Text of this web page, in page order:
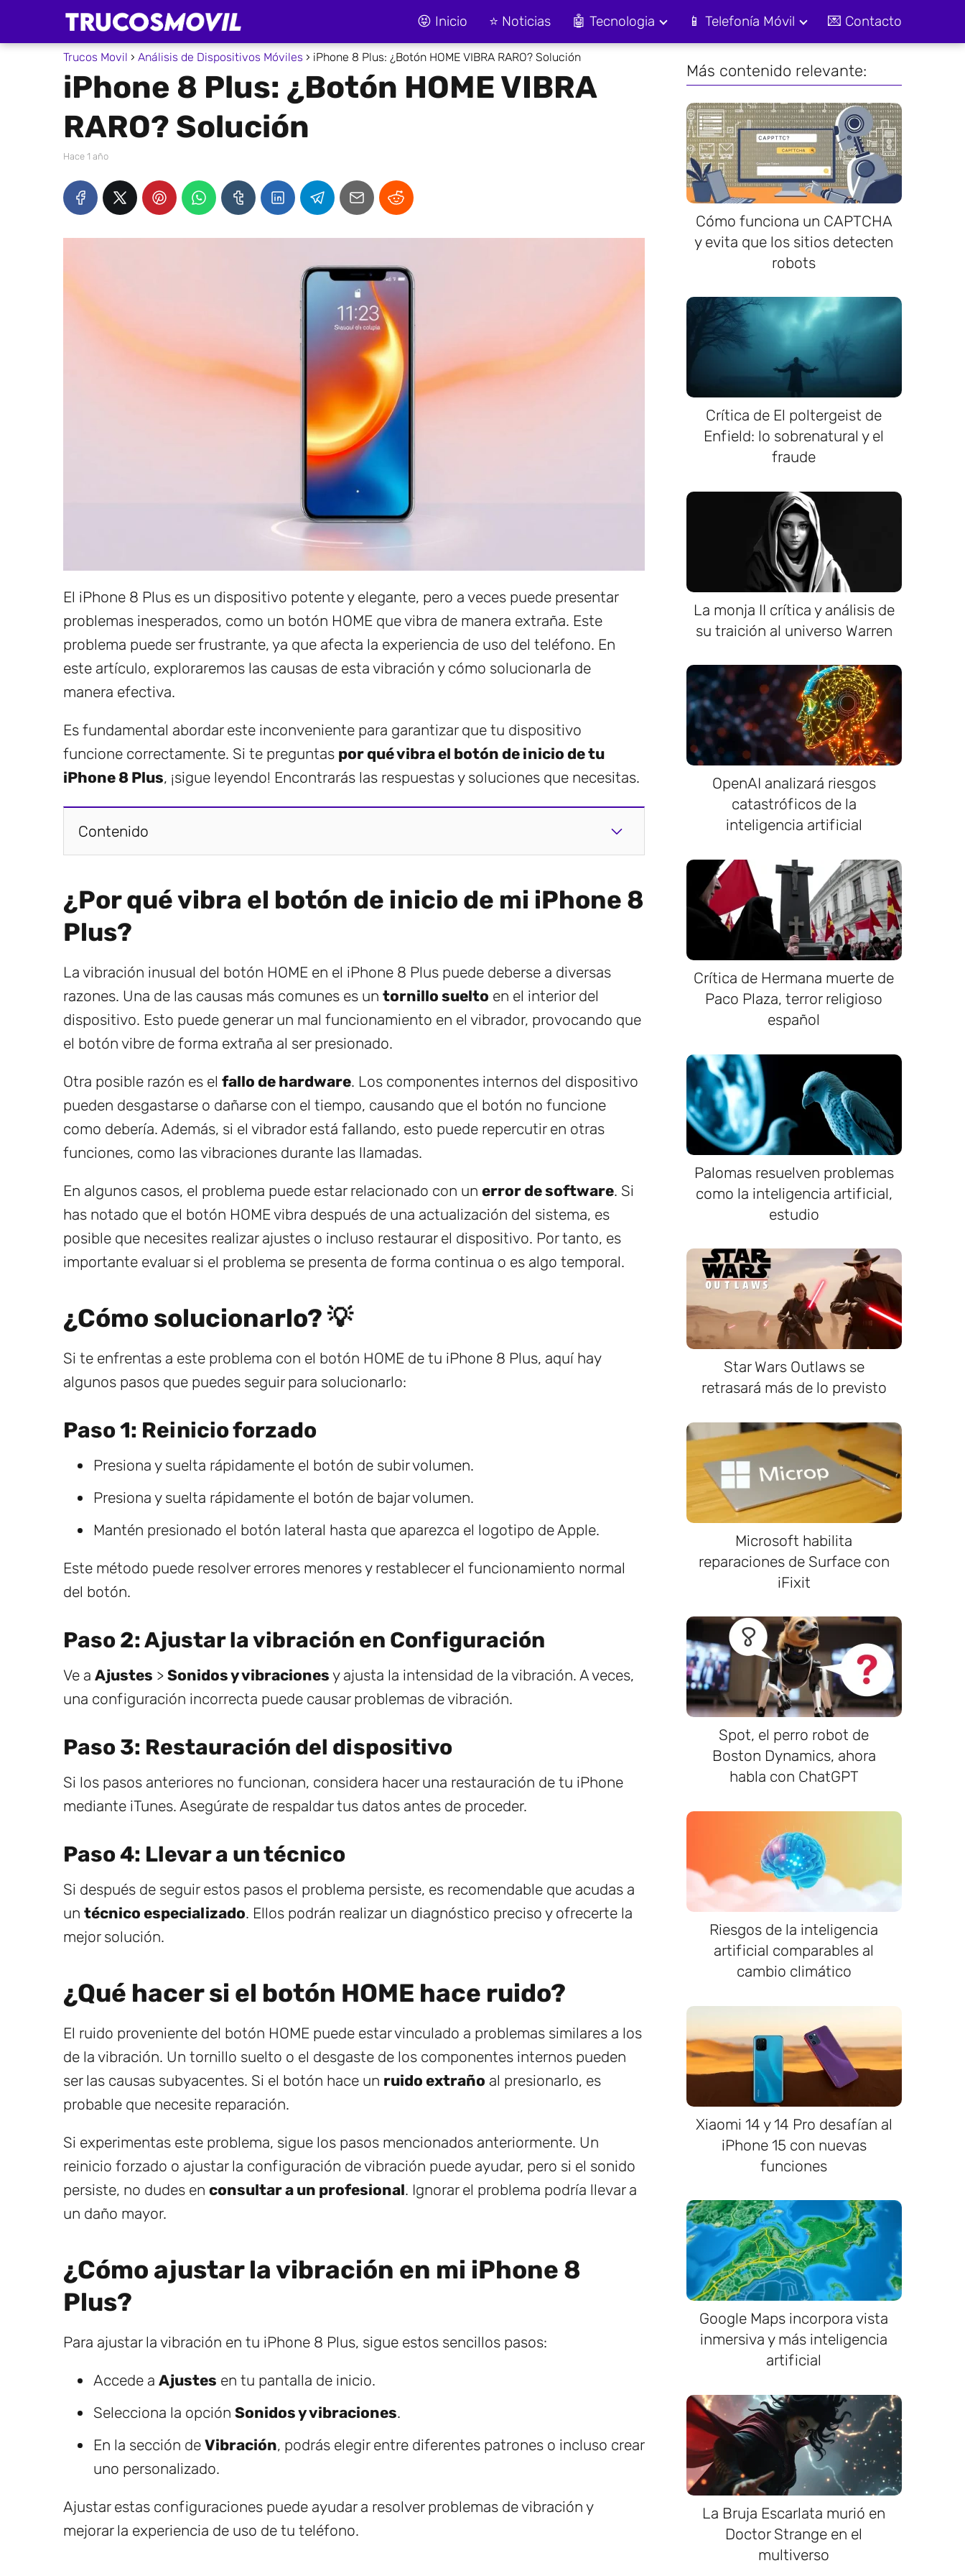
😝 Inicio ⭐ Noticias 🤖 Tecnologia 📱 Telefonía Móvil 💌 Contacto
Trucos Movil Análisis de Dispositivos Móviles iPhone 8 Plus: ¿Botón HOME VIBRA RARO? Solución
iPhone 8 Plus: ¿Botón HOME VIBRA
RARO? Solución
hace 1 año
El iPhone 8 Plus es un dispositivo potente y elegante, pero a veces puede presentar
problemas inesperados, como un botón HOME que vibra de manera extraña. Este
problema puede ser frustrante, ya que afecta la experiencia de uso del teléfono. En
este artículo, exploraremos las causas de esta vibración y cómo solucionarla de
manera efectiva.
Es fundamental abordar este inconveniente para garantizar que tu dispositivo
funcione correctamente. Si te preguntas por qué vibra el botón de inicio de tu
iPhone 8 Plus, ¡sigue leyendo! Encontrarás las respuestas y soluciones que necesitas.
Contenido
¿Por qué vibra el botón de inicio de mi iPhone 8
Plus?
La vibración inusual del botón HOME en el iPhone 8 Plus puede deberse a diversas
razones. Una de las causas más comunes es un tornillo suelto en el interior del
dispositivo. Esto puede generar un mal funcionamiento en el vibrador, provocando que
el botón vibre de forma extraña al ser presionado.
Otra posible razón es el fallo de hardware. Los componentes internos del dispositivo
pueden desgastarse o dañarse con el tiempo, causando que el botón no funcione
como debería. Además, si el vibrador está fallando, esto puede repercutir en otras
funciones, como las vibraciones durante las llamadas.
En algunos casos, el problema puede estar relacionado con un error de software. Si
has notado que el botón HOME vibra después de una actualización del sistema, es
posible que necesites realizar ajustes o incluso restaurar el dispositivo. Por tanto, es
importante evaluar si el problema se presenta de forma continua o es algo temporal.
¿Cómo solucionarlo? 💡
Si te enfrentas a este problema con el botón HOME de tu iPhone 8 Plus, aquí hay
algunos pasos que puedes seguir para solucionarlo:
Paso 1: Reinicio forzado
Presiona y suelta rápidamente el botón de subir volumen.
Presiona y suelta rápidamente el botón de bajar volumen.
Mantén presionado el botón lateral hasta que aparezca el logotipo de Apple.
Este método puede resolver errores menores y restablecer el funcionamiento normal
del botón.
Paso 2: Ajustar la vibración en Configuración
Ve a Ajustes > Sonidos y vibraciones y ajusta la intensidad de la vibración. A veces,
una configuración incorrecta puede causar problemas de vibración.
Paso 3: Restauración del dispositivo
Si los pasos anteriores no funcionan, considera hacer una restauración de tu iPhone
mediante iTunes. Asegúrate de respaldar tus datos antes de proceder.
Paso 4: Llevar a un técnico
Si después de seguir estos pasos el problema persiste, es recomendable que acudas a
un técnico especializado. Ellos podrán realizar un diagnóstico preciso y ofrecerte la
mejor solución.
¿Qué hacer si el botón HOME hace ruido?
El ruido proveniente del botón HOME puede estar vinculado a problemas similares a los
de la vibración. Un tornillo suelto o el desgaste de los componentes internos pueden
ser las causas subyacentes. Si el botón hace un ruido extraño al presionarlo, es
probable que necesite reparación.
Si experimentas este problema, sigue los pasos mencionados anteriormente. Un
reinicio forzado o ajustar la configuración de vibración puede ayudar, pero si el sonido
persiste, no dudes en consultar a un profesional. Ignorar el problema podría llevar a
un daño mayor.
¿Cómo ajustar la vibración en mi iPhone 8
Plus?
Para ajustar la vibración en tu iPhone 8 Plus, sigue estos sencillos pasos:
Accede a Ajustes en tu pantalla de inicio.
Selecciona la opción Sonidos y vibraciones.
En la sección de Vibración, podrás elegir entre diferentes patrones o incluso crear
uno personalizado.
Ajustar estas configuraciones puede ayudar a resolver problemas de vibración y
mejorar la experiencia de uso de tu teléfono.
Más contenido relevante:
Cómo funciona un CAPTCHA
y evita que los sitios detecten
robots
Crítica de El poltergeist de
Enfield: lo sobrenatural y el
fraude
La monja II crítica y análisis de
su traición al universo Warren
OpenAI analizará riesgos
catastróficos de la
inteligencia artificial
Crítica de Hermana muerte de
Paco Plaza, terror religioso
español
Palomas resuelven problemas
como la inteligencia artificial,
estudio
Star Wars Outlaws se
retrasará más de lo previsto
Microsoft habilita
reparaciones de Surface con
iFixit
Spot, el perro robot de
Boston Dynamics, ahora
habla con ChatGPT
Riesgos de la inteligencia
artificial comparables al
cambio climático
Xiaomi 14 y 14 Pro desafían al
iPhone 15 con nuevas
funciones
Google Maps incorpora vista
inmersiva y más inteligencia
artificial
La Bruja Escarlata murió en
Doctor Strange en el
multiverso